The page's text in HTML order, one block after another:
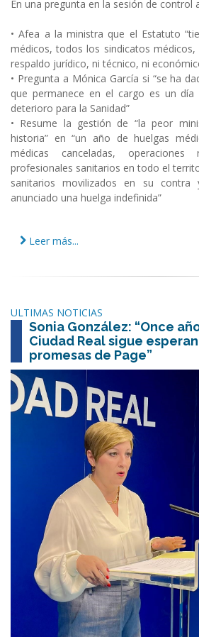
En una pregunta en la sesión de control
• Afea a la ministra que el Estatuto
médicos, todos los sindicatos médicos,
respaldo jurídico, ni técnico, ni
• Pregunta a Mónica García si “se ha
que permanece en el cargo es un
deterioro para la Sanidad”
• Resume la gestión de “la peor
historia” en “un año de huelgas
médicas canceladas,
profesionales sanitarios en todo el
sanitarios movilizados en su
anunciado una huelga indefinida”
Leer más...
ULTIMAS NOTICIAS
Sonia González: “Once
Ciudad Real sigue
promesas de Page”